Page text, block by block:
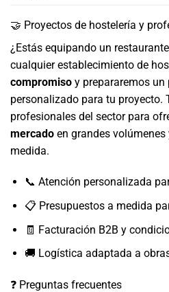
🤝 Proyectos de hostelería y
¿Estás equipando un
cualquier establecimiento de
compromiso y prepararemos un
personalizado para tu proyecto.
profesionales del sector para
mercado en grandes
medida.
📞 Atención personalizada
📋 Presupuestos a medida
🧾 Facturación B2B y
🚚 Logística adaptada a
❓ Preguntas frecuentes